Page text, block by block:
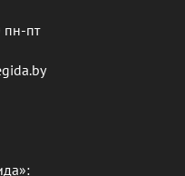
пн-пт